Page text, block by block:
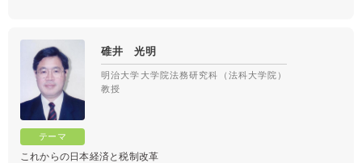
碓井 光明
明治大学大学院法務研究科（法科大学院）
教授
これからの日本経済と税制改革